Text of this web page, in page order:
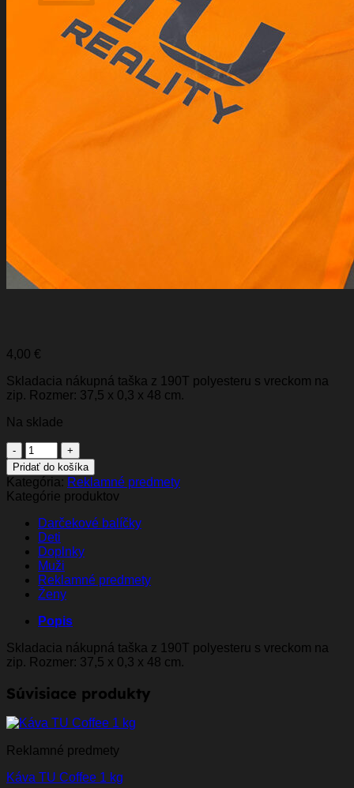
Žiadne produkty v košíku.
Vrátiť sa do obchodu
4,00 €
Skladacia nákupná taška z 190T polyesteru s vreckom na
zip. Rozmer: 37,5 x 0,3 x 48 cm.
Na sklade
množstvo
Skladacia
nákupná
taška,
oranžová
Pridať do košíka
Kategória: Reklamné predmety
Kategórie produktov
Darčekové balíčky
Deti
Doplnky
Muži
Reklamné predmety
Ženy
Popis
Skladacia nákupná taška z 190T polyesteru s vreckom na
zip. Rozmer: 37,5 x 0,3 x 48 cm.
Súvisiace produkty
Reklamné predmety
Káva TU Coffee 1 kg